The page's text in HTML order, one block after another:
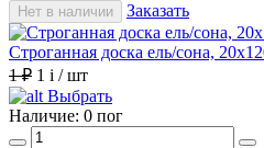
Нет в наличии Заказать
Строганная доска ель/сона,
1 ₽ 1 i / шт
Выбрать
Наличие: 0 пог